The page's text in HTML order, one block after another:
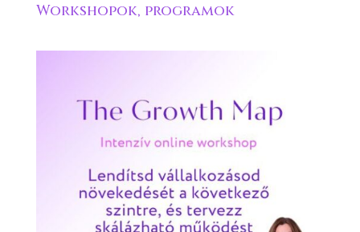
Workshopok, programok